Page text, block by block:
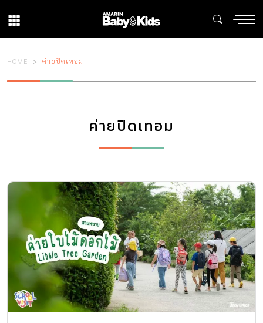
HOME ค่ายปิดเทอม
ค่ายปิดเทอม